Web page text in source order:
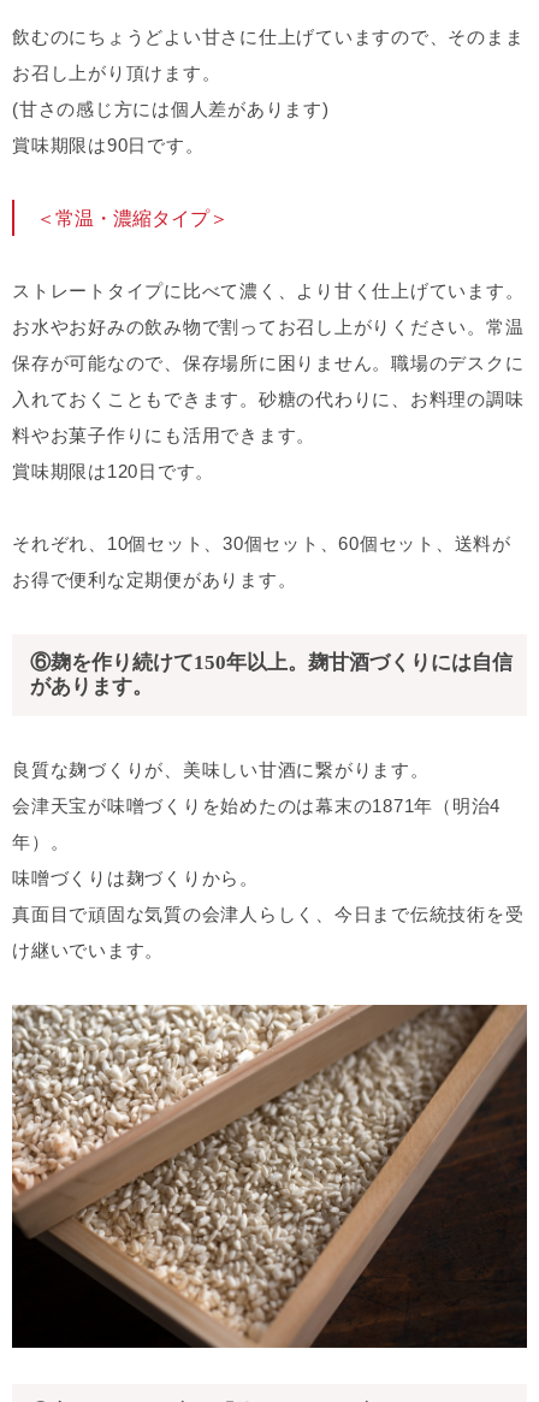
飲むのにちょうどよい甘さに仕上げていますので、そのまま
お召し上がり頂けます。
(甘さの感じ方には個人差があります)
賞味期限は90日です。
＜常温・濃縮タイプ＞
ストレートタイプに比べて濃く、より甘く仕上げています。
お水やお好みの飲み物で割ってお召し上がりください。常温
保存が可能なので、保存場所に困りません。職場のデスクに
入れておくこともできます。砂糖の代わりに、お料理の調味
料やお菓子作りにも活用できます。
賞味期限は120日です。
それぞれ、10個セット、30個セット、60個セット、送料が
お得で便利な定期便があります。
⑥麹を作り続けて150年以上。麹甘酒づくりには自信
があります。
良質な麹づくりが、美味しい甘酒に繋がります。
会津天宝が味噌づくりを始めたのは幕末の1871年（明治4
年）。
味噌づくりは麹づくりから。
真面目で頑固な気質の会津人らしく、今日まで伝統技術を受
け継いでいます。